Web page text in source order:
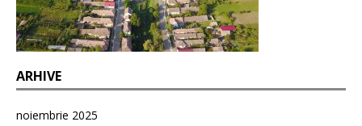
ARHIVE
noiembrie 2025